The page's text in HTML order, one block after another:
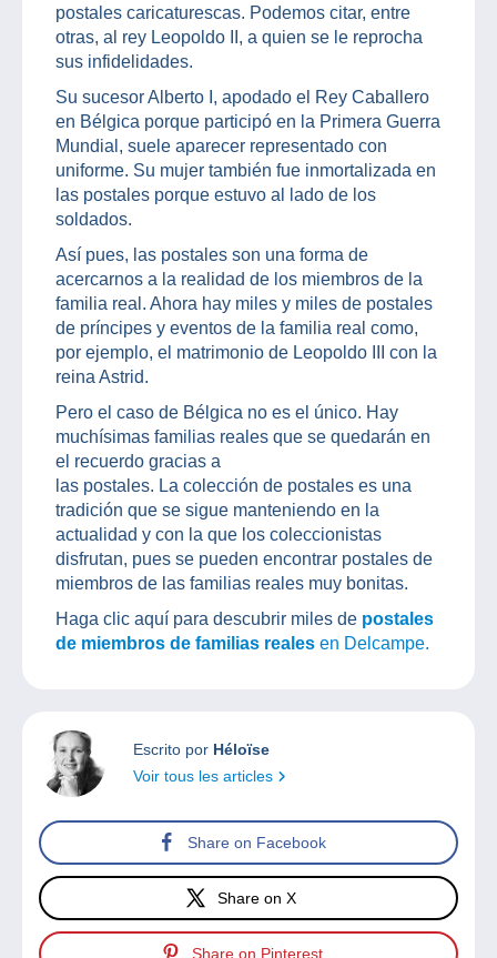
postales caricaturescas. Podemos citar, entre
otras, al rey Leopoldo II, a quien se le reprocha
sus infidelidades.
Su sucesor Alberto I, apodado el Rey Caballero
en Bélgica porque participó en la Primera Guerra
Mundial, suele aparecer representado con
uniforme. Su mujer también fue inmortalizada en
las postales porque estuvo al lado de los
soldados.
Así pues, las postales son una forma de
acercarnos a la realidad de los miembros de la
familia real. Ahora hay miles y miles de postales
de príncipes y eventos de la familia real como,
por ejemplo, el matrimonio de Leopoldo III con la
reina Astrid.
Pero el caso de Bélgica no es el único. Hay
muchísimas familias reales que se quedarán en
el recuerdo gracias a
las postales. La colección de postales es una
tradición que se sigue manteniendo en la
actualidad y con la que los coleccionistas
disfrutan, pues se pueden encontrar postales de
miembros de las familias reales muy bonitas.
Haga clic aquí para descubrir miles de postales
de miembros de familias reales en Delcampe.
Escrito por Héloïse
Voir tous les articles
Share on Facebook
Share on X
Share on Pinterest